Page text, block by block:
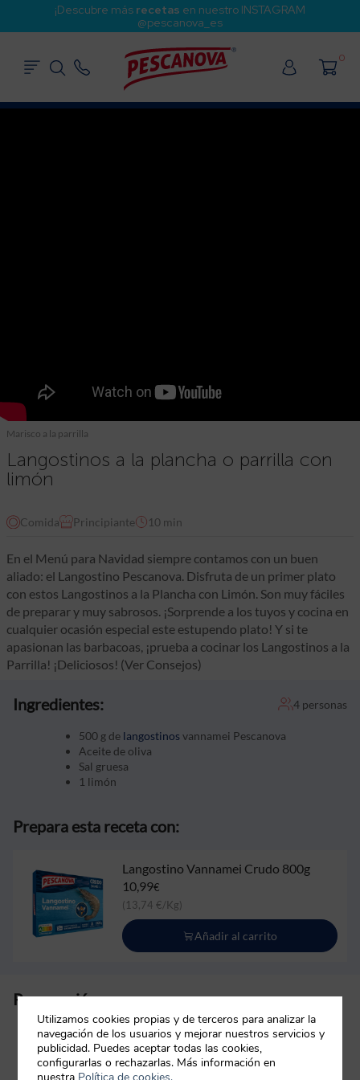
¡Descubre más recetas en nuestro INSTAGRAM
@pescanova_es
0
Marisco a la parrilla
Langostinos a la plancha o parrilla con
limón
Comida Principiante 10 min
En el Menú para Navidad siempre contamos con un buen
aliado: el Langostino Pescanova. Disfruta de un primer plato
con estos Langostinos a la Plancha con Limón. Son muy fáciles
de preparar y muy sabrosos. ¡Sorprende a los tuyos y cocina en
cualquier ocasión especial este estupendo plato! Y si te
apasionan las barbacoas, ¡prueba a cocinar los Langostinos a la
Parrilla! ¡Deliciosos! (Ver Consejos)
Ingredientes: 4 personas
500 g de langostinosvannamei Pescanova
Aceite de oliva
Sal gruesa
1 limón
Prepara esta receta con:
Langostino Vannamei Crudo 800g
10,99€
(13,74 €/Kg)
Añadir al carrito
Preparación:
Descongelamos el langostino vannamei a
temperatura ambientedurante 2 horas
aproximadamente.
Utilizamos cookies propias y de terceros para analizar la
navegación de los usuarios y mejorar nuestros servicios y
publicidad. Puedes aceptar todas las cookies,
configurarlas o rechazarlas. Más información en